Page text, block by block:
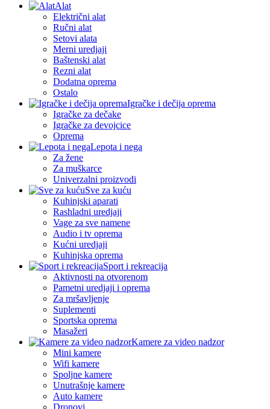
Alat
Električni alat
Ručni alat
Setovi alata
Merni uredjaji
Baštenski alat
Rezni alat
Dodatna oprema
Ostalo
Igračke i dečija oprema
Igračke za dečake
Igračke za devojcice
Oprema
Lepota i nega
Za žene
Za muškarce
Univerzalni proizvodi
Sve za kuću
Kuhinjski aparati
Rashladni uredjaji
Vage za sve namene
Audio i tv oprema
Kućni uredjaji
Kuhinjska oprema
Sport i rekreacija
Aktivnosti na otvorenom
Pametni uredjaji i oprema
Za mršavljenje
Suplementi
Sportska oprema
Masažeri
Kamere za video nadzor
Mini kamere
Wifi kamere
Spoljne kamere
Unutrašnje kamere
Auto kamere